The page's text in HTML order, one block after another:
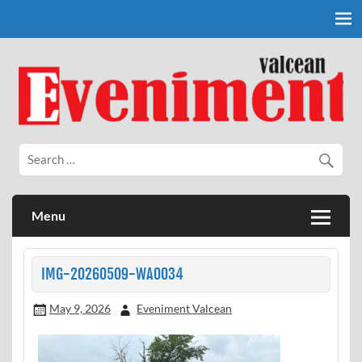
Eveniment Valcean
Menu
IMG-20260509-WA0034
May 9, 2026 Eveniment Valcean